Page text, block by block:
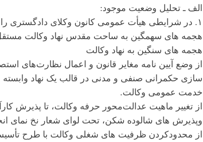
الف ـ تحلیل وضعیت موجود:
۱. در شرایطی هیأت عمومی کانون وکلای دادگستری
هجمه های سهمگین به ساحت مقدس نهاد وکالت
هجمه های سنگین به نهاد وکالت
از وضع آیین نامه مغایر قانون و اعمال نظارت‌های
سازی حکمرانی صنفی و مدنی در قالب یک نهاد
خدمت عمومی وکالت.
از تغییر ماهیت عدالت‌محور حرفه وکالت، تا پذیرش
وپذیرش های شالوده شکن، تحت لوای شعار نخ نمای
از محدودکردن ظرفیت های شغلی وکالت با طرح تأسیس